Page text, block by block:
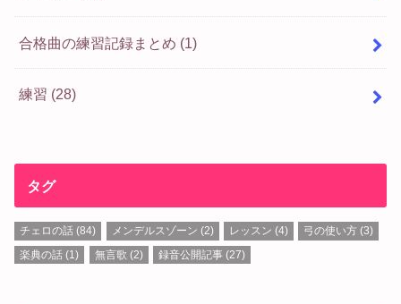
合格曲の練習記録まとめ (1)
練習 (28)
タグ
チェロの話 (84) メンデルスゾーン (2) レッスン (4) 弓の使い方 (3)
楽典の話 (1) 無言歌 (2) 録音公開記事(27)